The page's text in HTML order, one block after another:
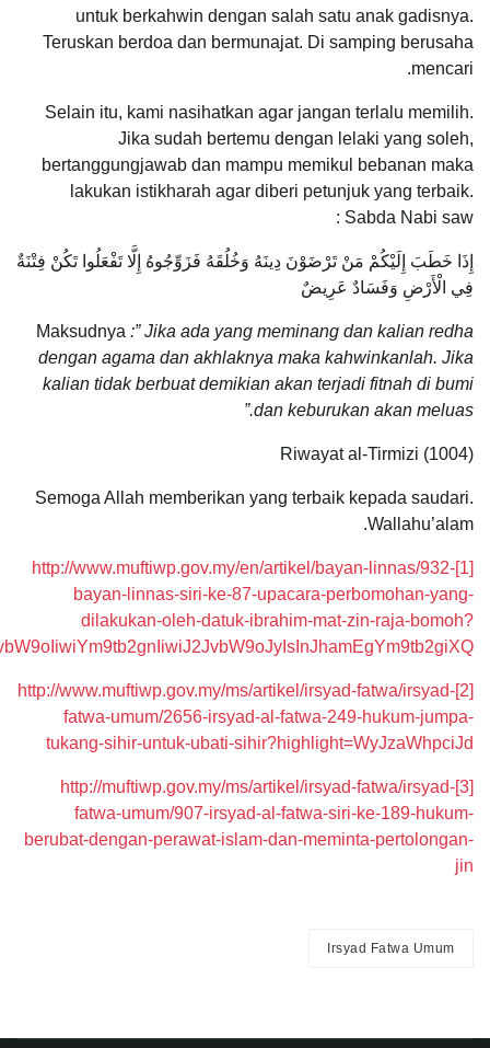
untuk berkahwin dengan salah satu anak gadisnya.
Teruskan berdoa dan bermunajat. Di samping berusaha
mencari.
Selain itu, kami nasihatkan agar jangan terlalu memilih.
Jika sudah bertemu dengan lelaki yang soleh,
bertanggungjawab dan mampu memikul bebanan maka
lakukan istikharah agar diberi petunjuk yang terbaik.
Sabda Nabi saw :
إِذَا خَطَبَ إِلَيْكُمْ مَنْ تَرْضَوْنَ دِينَهُ وَخُلُقَهُ فَزَوِّجُوهُ إِلَّا تَفْعَلُوا تَكُنْ فِتْنَةٌ
فِي الْأَرْضِ وَفَسَادٌ عَرِيضٌ
Maksudnya :” Jika ada yang meminang dan kalian redha
dengan agama dan akhlaknya maka kahwinkanlah. Jika
kalian tidak berbuat demikian akan terjadi fitnah di bumi
dan keburukan akan meluas.”
Riwayat al-Tirmizi (1004)
Semoga Allah memberikan yang terbaik kepada saudari.
Wallahu’alam.
[1]
http://www.muftiwp.gov.my/en/artikel/bayan-linnas/932-
bayan-linnas-siri-ke-87-upacara-perbomohan-yang-
dilakukan-oleh-datuk-ibrahim-mat-zin-raja-bomoh?
[2]
http://www.muftiwp.gov.my/ms/artikel/irsyad-fatwa/irsyad-
fatwa-umum/2656-irsyad-al-fatwa-249-hukum-jumpa-
tukang-sihir-untuk-ubati-sihir?highlight=WyJzaWhpciJd
[3]
http://muftiwp.gov.my/ms/artikel/irsyad-fatwa/irsyad-
fatwa-umum/907-irsyad-al-fatwa-siri-ke-189-hukum-
berubat-dengan-perawat-islam-dan-meminta-pertolongan-
jin
Irsyad Fatwa Umum